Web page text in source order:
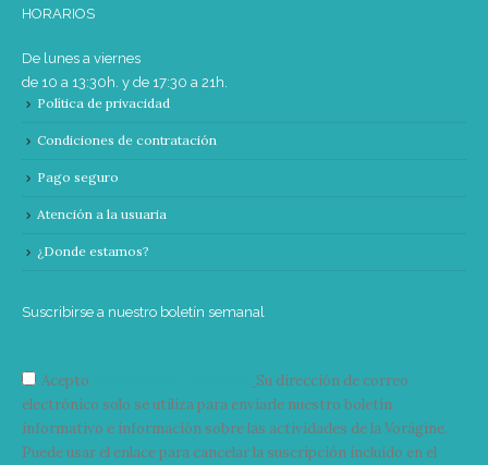
HORARIOS
De lunes a viernes
de 10 a 13:30h. y de 17:30 a 21h.
Política de privacidad
Condiciones de contratación
Pago seguro
Atención a la usuaria
¿Donde estamos?
Suscribirse a nuestro boletín semanal
Acepto
Su dirección de correo
electrónico solo se utiliza para enviarle nuestro boletín
informativo e información sobre las actividades de la Vorágine.
Puede usar el enlace para cancelar la suscripción incluido en el